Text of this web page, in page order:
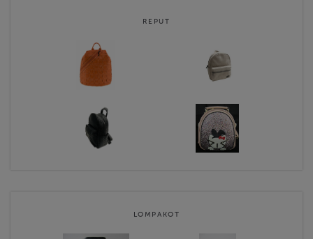
REPUT
LOMPAKOT